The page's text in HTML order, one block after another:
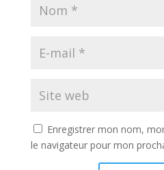
Enregistrer mon nom,
le navigateur pour mon